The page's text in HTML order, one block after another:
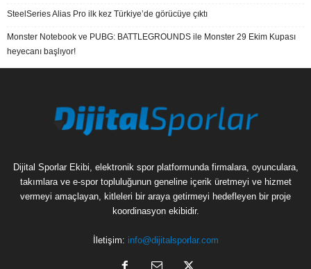
SteelSeries Alias Pro ilk kez Türkiye’de görücüye çıktı
Monster Notebook ve PUBG: BATTLEGROUNDS ile Monster 29 Ekim Kupası
heyecanı başlıyor!
Dijital Sporlar Ekibi, elektronik spor platformunda firmalara, oyunculara,
takımlara ve e-spor topluluğunun geneline içerik üretmeyi ve hizmet
vermeyi amaçlayan, kitleleri bir araya getirmeyi hedefleyen bir proje
koordinasyon ekibidir.
İletişim: info@dijitalsporlar.com